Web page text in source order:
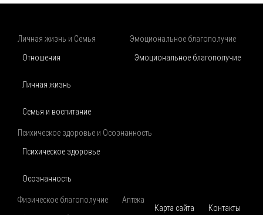
Личная жизнь и Семья
Отношения
Личная жизнь
Семья и воспитание
Эмоциональное благополучие
Эмоциональное благополучие
Психическое здоровье и Осознанность
Психическое здоровье
Осознанность
Физическое благополучие
Аптека
Карта сайта
Контакты